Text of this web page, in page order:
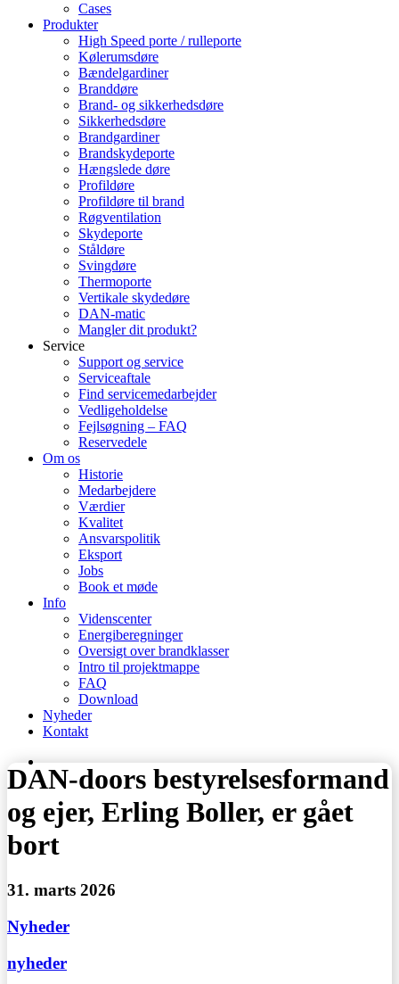
Cases
Produkter
High Speed porte / rulleporte
Kølerumsdøre
Bændelgardiner
Branddøre
Brand- og sikkerhedsdøre
Sikkerhedsdøre
Brandgardiner
Brandskydeporte
Hængslede døre
Profildøre
Profildøre til brand
Røgventilation
Skydeporte
Ståldøre
Svingdøre
Thermoporte
Vertikale skydedøre
DAN-matic
Mangler dit produkt?
Service
Support og service
Serviceaftale
Find servicemedarbejder
Vedligeholdelse
Fejlsøgning – FAQ
Reservedele
Om os
Historie
Medarbejdere
Værdier
Kvalitet
Ansvarspolitik
Eksport
Jobs
Book et møde
Info
Videnscenter
Energiberegninger
Oversigt over brandklasser
Intro til projektmappe
FAQ
Download
Nyheder
Kontakt
DAN-doors bestyrelsesformand
og ejer, Erling Boller, er gået
bort
31. marts 2026
Nyheder
nyheder